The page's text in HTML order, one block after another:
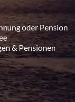
oder Pension
& Pensionen